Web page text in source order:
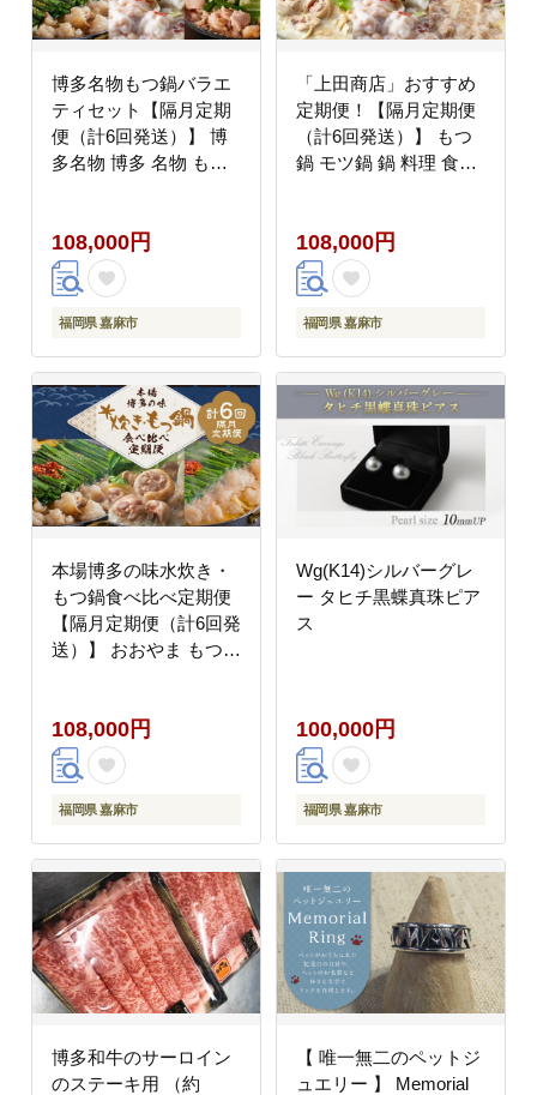
博多名物もつ鍋バラエ
ティセット【隔月定期
便（計6回発送）】 博
多名物 博多 名物 もつ
108,000円
福岡県 嘉麻市
「上田商店」おすすめ
定期便！【隔月定期便
（計6回発送）】 もつ
鍋 モツ鍋 鍋 料理 食事
108,000円
福岡県 嘉麻市
本場博多の味水炊き・
もつ鍋食べ比べ定期便
【隔月定期便（計6回発
送）】 おおやま もつ鍋
便 隔月 定期便 食べ比
べ
108,000円
福岡県 嘉麻市
Wg(K14)シルバーグレ
ー タヒチ黒蝶真珠ピア
ス
100,000円
福岡県 嘉麻市
博多和牛のサーロイン
のステーキ用 （約
【 唯一無二のペットジ
ュエリー 】 Memorial